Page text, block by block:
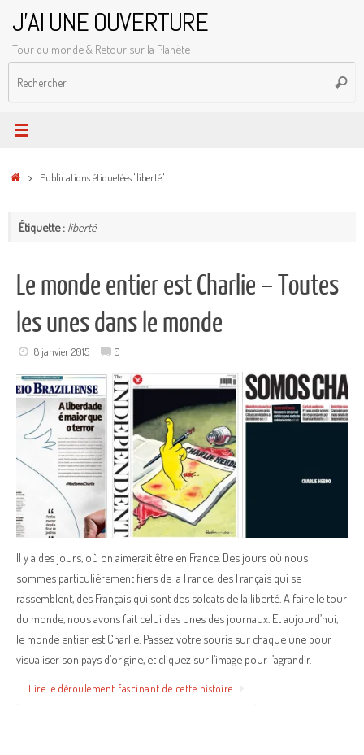
contenu
J'AI UNE OUVERTURE
Tour du monde & Retour sur la Planète
AccueilPublications étiquetées "liberté"
Étiquette : liberté
Le monde entier est Charlie – Toutes
les unes dans le monde
8 janvier 2015 0
Il y a des jours, où on aimerait être en France. Des jours où nous
sommes particulièrement fiers de la France, des Français qui se
rassemblent, des Français qui sont des soldats de la liberté. A faire le tour
du monde, nous avons fait celui des unes des journaux. Et aujourd’hui,
le monde entier est Charlie. Passez votre souris sur chaque une pour
visualiser son pays d’origine, et cliquez sur l’image pour l’agrandir.
Lire le déroulement fascinant de cette histoire